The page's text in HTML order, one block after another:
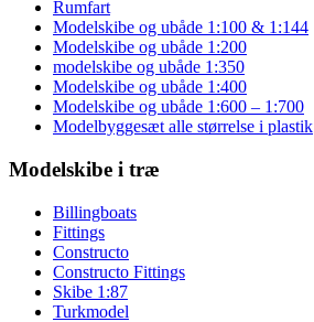
Rumfart
Modelskibe og ubåde 1:100 & 1:144
Modelskibe og ubåde 1:200
modelskibe og ubåde 1:350
Modelskibe og ubåde 1:400
Modelskibe og ubåde 1:600 – 1:700
Modelbyggesæt alle størrelse i plastik
Modelskibe i træ
Billingboats
Fittings
Constructo
Constructo Fittings
Skibe 1:87
Turkmodel